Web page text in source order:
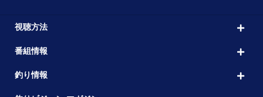
視聴方法
番組情報
釣り情報